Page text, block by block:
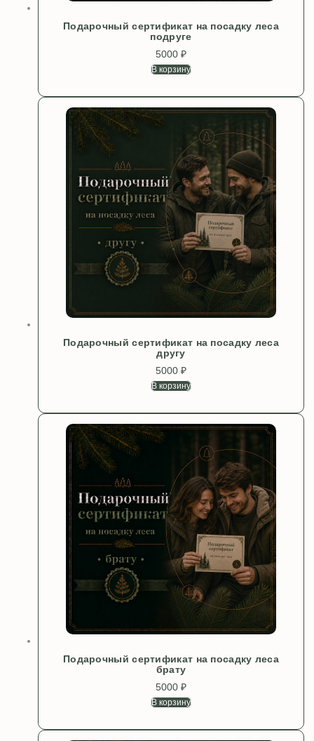
Подарочный сертификат на посадку леса
подруге
5000 ₽
В корзину
Подарочный сертификат на посадку леса
другу
5000 ₽
В корзину
Подарочный сертификат на посадку леса
брату
5000 ₽
В корзину